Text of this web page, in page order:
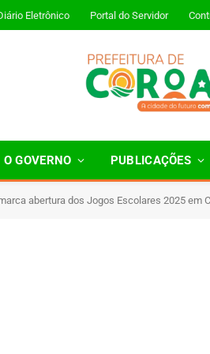
Eletrônico Portal do Servidor
O GOVERNO PUBLICAÇÕES
abertura dos Jogos Escolares 2025 em